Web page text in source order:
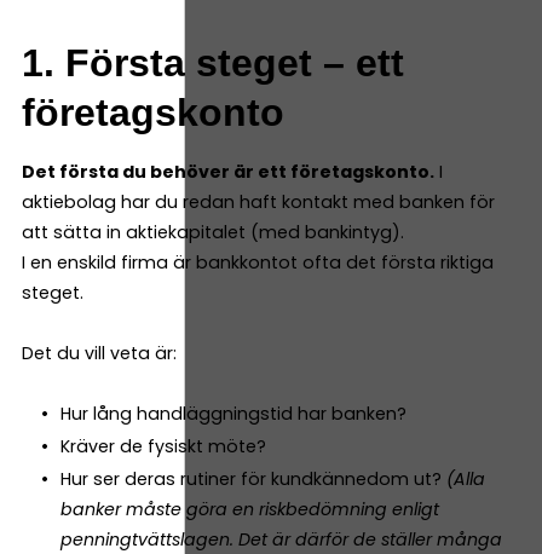
1. Första steget – ett
företagskonto
Det första du behöver är ett företagskonto. I
aktiebolag har du redan haft kontakt med banken för
att sätta in aktiekapitalet (med bankintyg).
I en enskild firma är bankkontot ofta det första riktiga
steget.
Det du vill veta är:
Hur lång handläggningstid har banken?
Kräver de fysiskt möte?
Hur ser deras rutiner för kundkännedom ut? (Alla
banker måste göra en riskbedömning enligt
penningtvättslagen. Det är därför de ställer många